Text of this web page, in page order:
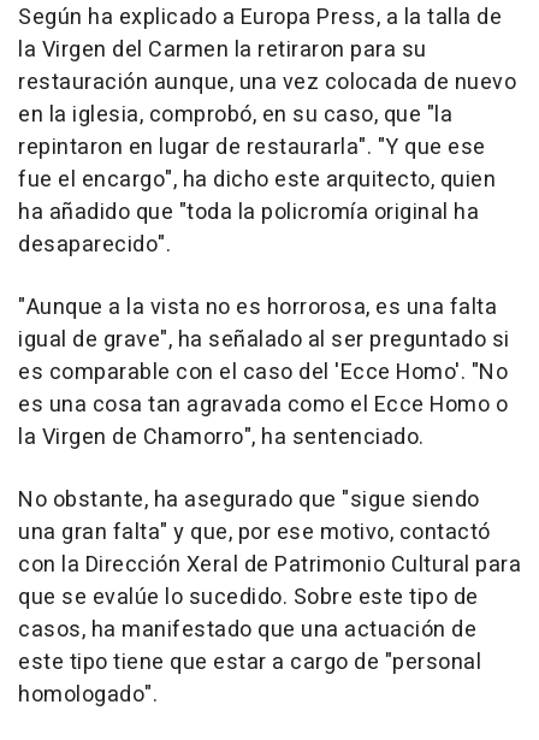
Según ha explicado a Europa Press, a la talla de
la Virgen del Carmen la retiraron para su
restauración aunque, una vez colocada de nuevo
en la iglesia, comprobó, en su caso, que "la
repintaron en lugar de restaurarla". "Y que ese
fue el encargo", ha dicho este arquitecto, quien
ha añadido que "toda la policromía original ha
desaparecido".
"Aunque a la vista no es horrorosa, es una falta
igual de grave", ha señalado al ser preguntado si
es comparable con el caso del 'Ecce Homo'. "No
es una cosa tan agravada como el Ecce Homo o
la Virgen de Chamorro", ha sentenciado.
No obstante, ha asegurado que "sigue siendo
una gran falta" y que, por ese motivo, contactó
con la Dirección Xeral de Patrimonio Cultural para
que se evalúe lo sucedido. Sobre este tipo de
casos, ha manifestado que una actuación de
este tipo tiene que estar a cargo de "personal
homologado".